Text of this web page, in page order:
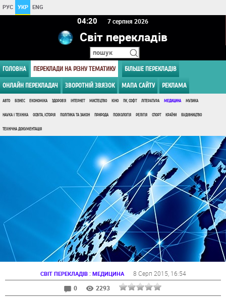
РУС УКР ENG
04:20 7 серпня 2026
Світ перекладів
ГОЛОВНА ПЕРЕКЛАДИ НА РІЗНУ ТЕМАТИКУ БІЛЬШЕ ПЕРЕКЛАДІВ
ОНЛАЙН ПЕРЕКЛАДАЧ ЗВОРОТНІЙ ЗВЯЗОК МАПА САЙТУ РЕКЛАМА
АВТО БІЗНЕС ЕКОНОМІКА ЗДОРОВ'Я ІНТЕРНЕТ МИСТЕЦТВО КІНО ПК, СОФТ ЛІТЕРАТУРА МЕДИЦИНА МУЗИКА
НАУКА І ТЕХНІКА ОСВІТА, ІСТОРІЯ ПОЛІТИКА ТА ЗАКОН ПРИРОДА ПСИХОЛОГІЯ РЕЛІГІЯ СПОРТ КРАЇНИ БУДІВНИЦТВО
ТЕХНІЧНА ДОКУМЕНТАЦІЯ
СВІТ ПЕРЕКЛАДІВ: МЕДИЦИНА 8 Серп 2015 , 16:54
0
2293